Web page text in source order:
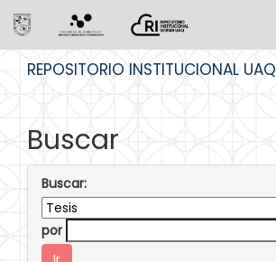
REPOSITORIO INSTITUCIONAL UAQ
Buscar
Buscar:
por